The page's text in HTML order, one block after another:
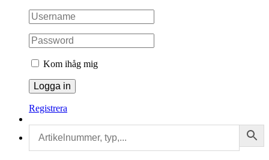
Kom ihåg mig
Registrera